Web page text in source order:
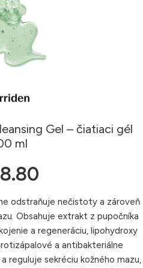
Gel – čiatiaci gél
ml
odstraňuje nečistoty a zároveň
Obsahuje extrakt z pupočníka
a regeneráciu, lipohydroxy
a antibakteriálne
reguluje sekréciu kožného mazu,